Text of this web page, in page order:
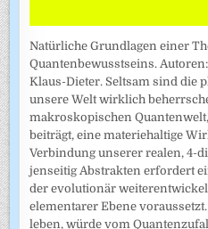
Natürliche Grundlagen einer
Quantenbewusstseins.
Klaus-Dieter. Seltsam sind die
unsere Welt wirklich
makroskopischen
beiträgt, eine materiehaltige
Verbindung unserer realen, 4-
jenseitig Abstrakten erfordert
der evolutionär
elementarer Ebene
leben, würde vom